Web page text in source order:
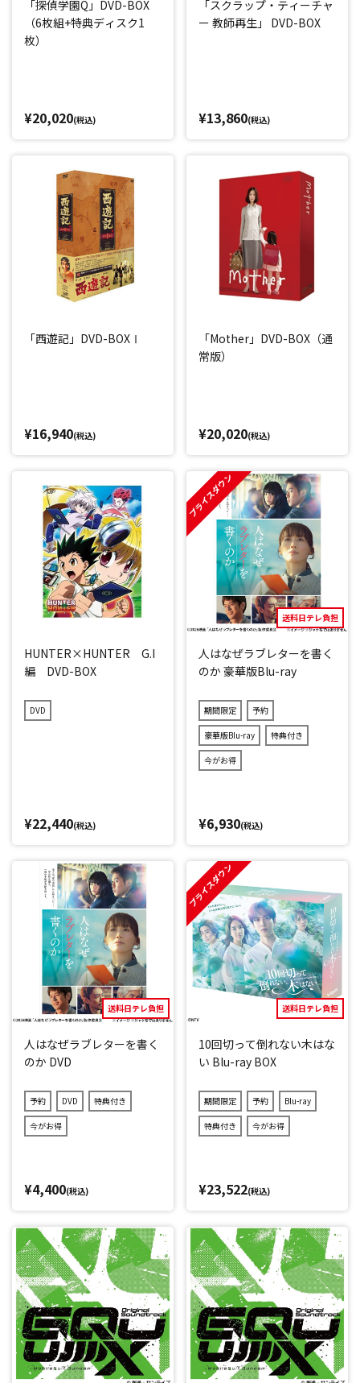
「探偵学園Q」DVD-BOX
（6枚組+特典ディスク1
枚）
¥20,020(税込)
「スクラップ・ティーチャ
ー 教師再生」 DVD-BOX
¥13,860(税込)
「西遊記」DVD-BOXⅠ
¥16,940(税込)
「Mother」DVD-BOX（通
常版）
¥20,020(税込)
HUNTER×HUNTER G.I
編 DVD-BOX
DVD
¥22,440(税込)
送料日テレ負担
人はなぜラブレターを書く
のか 豪華版Blu-ray
プライスダウン
期間限定 予約
豪華版Blu-ray 特典付き
今がお得
¥6,930(税込)
送料日テレ負担
人はなぜラブレターを書く
のか DVD
予約 DVD 特典付き
今がお得
¥4,400(税込)
送料日テレ負担
10回切って倒れない木はな
い Blu-ray BOX
プライスダウン
期間限定 予約 Blu-ray
特典付き 今がお得
¥23,522(税込)